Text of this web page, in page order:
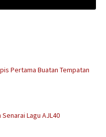
Pertama Buatan Tempatan
Lagu AJL40